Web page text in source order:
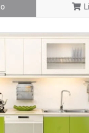
Kế Thi Công